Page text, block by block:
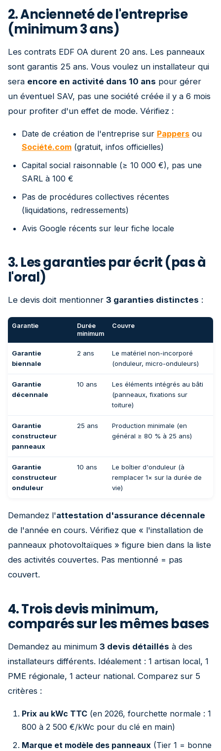
2. Ancienneté de l'entreprise
(minimum 3 ans)
Les contrats EDF OA durent 20 ans. Les panneaux
sont garantis 25 ans. Vous voulez un installateur qui
sera encore en activité dans 10 ans pour gérer
un éventuel SAV, pas une société créée il y a 6 mois
pour profiter d'un effet de mode. Vérifiez :
Date de création de l'entreprise sur Pappers ou
Société.com (gratuit, infos officielles)
Capital social raisonnable (≥ 10 000 €), pas une
SARL à 100 €
Pas de procédures collectives récentes
(liquidations, redressements)
Avis Google récents sur leur fiche locale
3. Les garanties par écrit (pas à
l'oral)
Le devis doit mentionner 3 garanties distinctes :
Garantie
Durée
minimum
Couvre
Garantie
biennale
2 ans
Le matériel non-incorporé
(onduleur, micro-onduleurs)
Garantie
décennale
10 ans
Les éléments intégrés au bâti
(panneaux, fixations sur
toiture)
Garantie
constructeur
panneaux
25 ans
Production minimale (en
général ≥ 80 % à 25 ans)
Garantie
constructeur
onduleur
10 ans
Le boîtier d'onduleur (à
remplacer 1× sur la durée de
vie)
Demandez l'attestation d'assurance décennale
de l'année en cours. Vérifiez que « l'installation de
panneaux photovoltaïques » figure bien dans la liste
des activités couvertes. Pas mentionné = pas
couvert.
4. Trois devis minimum,
comparés sur les mêmes bases
Demandez au minimum 3 devis détaillés à des
installateurs différents. Idéalement : 1 artisan local, 1
PME régionale, 1 acteur national. Comparez sur 5
critères :
Prix au kWc TTC (en 2026, fourchette normale : 1
800 à 2 500 €/kWc pour du clé en main)
Marque et modèle des panneaux (Tier 1 = bonne